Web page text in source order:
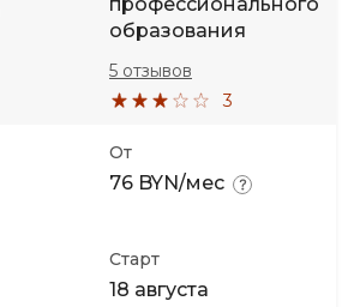
образования
3
5 отзывов
От
76 BYN/мес
Старт
18 августа